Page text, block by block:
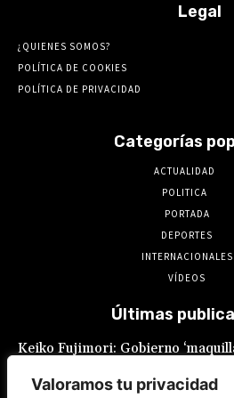
Valoramos tu privacidad
Legal
¿QUIENES SOMOS?
POLÍTICA DE COOKIES
POLÍTICA DE PRIVACIDAD
Categorías
ACTUALIDAD
POLITICA
PORTADA
DEPORTES
INTERNACIONALES
VÍDEOS
Últimas
Keiko Fujimori: Gobierno
fragmentado y feriados